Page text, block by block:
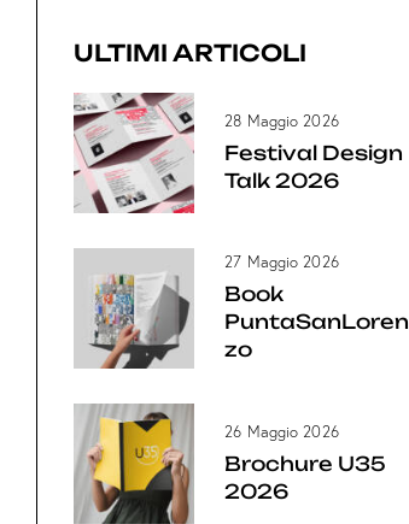
ULTIMI ARTICOLI
28 Maggio 2026
Festival Design
Talk 2026
27 Maggio 2026
Book
PuntaSanLoren
zo
26 Maggio 2026
Brochure U35
2026